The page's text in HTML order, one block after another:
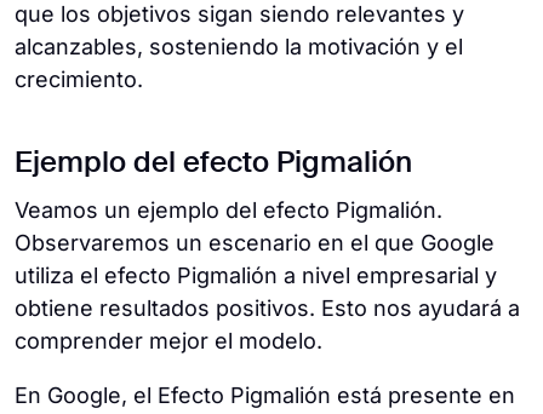
que los objetivos sigan siendo relevantes y
alcanzables, sosteniendo la motivación y el
crecimiento.
Ejemplo del efecto Pigmalión
Veamos un ejemplo del efecto Pigmalión.
Observaremos un escenario en el que Google
utiliza el efecto Pigmalión a nivel empresarial y
obtiene resultados positivos. Esto nos ayudará a
comprender mejor el modelo.
En Google, el Efecto Pigmalión está presente en